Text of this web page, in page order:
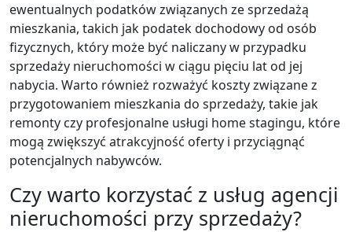
ewentualnych podatków związanych ze sprzedażą
mieszkania, takich jak podatek dochodowy od osób
fizycznych, który może być naliczany w przypadku
sprzedaży nieruchomości w ciągu pięciu lat od jej
nabycia. Warto również rozważyć koszty związane z
przygotowaniem mieszkania do sprzedaży, takie jak
remonty czy profesjonalne usługi home stagingu, które
mogą zwiększyć atrakcyjność oferty i przyciągnąć
potencjalnych nabywców.
Czy warto korzystać z usług agencji
nieruchomości przy sprzedaży?